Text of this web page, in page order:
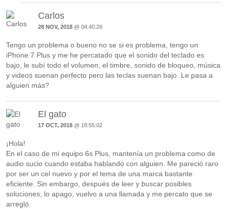
Carlos
28 NOV, 2018@ 04:40:26
Tengo un problema o bueno no se si es problema, tengo un
iPhone 7 Plus y me he percatado que el sonido del teclado es
bajo, le subí todo el volumen, el timbre, sonido de bloqueo, música
y videos suenan perfecto pero las teclas suenan bajo. Le pasa a
alguien más?
El gato
17 OCT, 2018@ 18:55:02
¡Hola!
En el caso de mi equipo 6s Plus, mantenía un problema como de
audio sucio cuando estaba hablando con alguien. Me pareció raro
por ser un cel nuevo y por el tema de una marca bastante
eficiente. Sin embargo, después de leer y buscar posibles
soluciones, lo apago, vuelvo a una llamada y me percato que se
arregló.